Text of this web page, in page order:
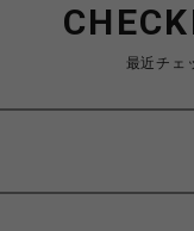
最近チェ